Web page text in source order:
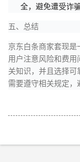
全，避免遭受诈骗
五、总结
京东白条商家套现
用户注意风险和费
关知识，并且选择
需要遵守相关规定，